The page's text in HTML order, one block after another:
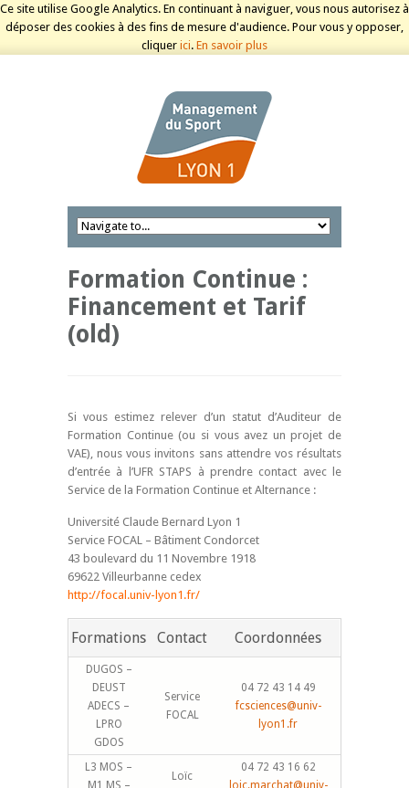
Ce site utilise Google Analytics. En continuant à naviguer, vous nous autorisez à
déposer des cookies à des fins de mesure d'audience. Pour vous y opposer,
cliquer ici. En savoir plus
Formation Continue :
Financement et Tarif
(old)
Si vous estimez relever d’un statut d’Auditeur de
Formation Continue (ou si vous avez un projet de
VAE), nous vous invitons sans attendre vos résultats
d’entrée à l’UFR STAPS à prendre contact avec le
Service de la Formation Continue et Alternance :
Université Claude Bernard Lyon 1
Service FOCAL – Bâtiment Condorcet
43 boulevard du 11 Novembre 1918
69622 Villeurbanne cedex
http://focal.univ-lyon1.fr/
Formations Contact Coordonnées
DUGOS –
DEUST
ADECS –
LPRO
GDOS
Service
FOCAL
04 72 43 14 49
fcsciences@univ-
lyon1.fr
L3 MOS –
M1 MS –
Loïc
04 72 43 16 62
loic.marchat@univ-